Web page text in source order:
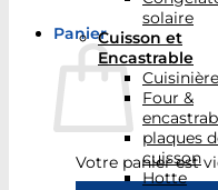
Panier
Votre panier est
solaire
Cuisson et
Encastrable
Cuisinière
Four &
plaques
cuisson
Hotte